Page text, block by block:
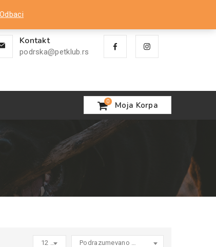
Odbaci
Kontakt
podrska@petklub.rs
Moja Korpa
0
Podrazumevano sortiranje
12 products per page